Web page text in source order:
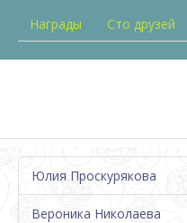
Награды
Сто друзей
Юлия Проскурякова
Вероника Николаева